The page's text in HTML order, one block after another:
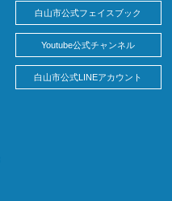
白山市公式フェイスブック
Youtube公式チャンネル
白山市公式LINEアカウント